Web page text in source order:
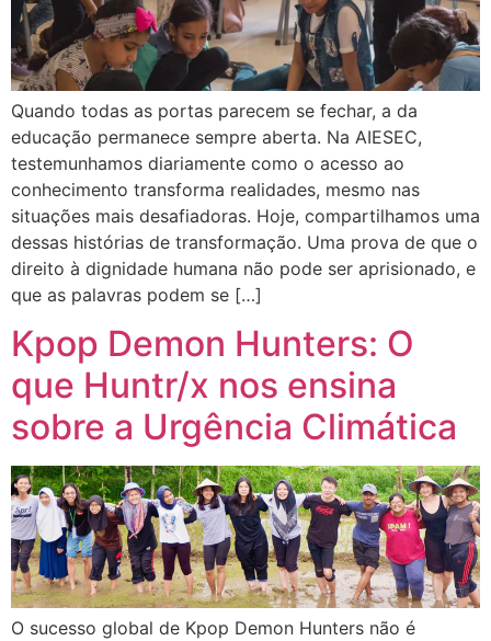
Quando todas as portas parecem se fechar, a da
educação permanece sempre aberta. Na AIESEC,
testemunhamos diariamente como o acesso ao
conhecimento transforma realidades, mesmo nas
situações mais desafiadoras. Hoje, compartilhamos uma
dessas histórias de transformação. Uma prova de que o
direito à dignidade humana não pode ser aprisionado, e
que as palavras podem se […]
Kpop Demon Hunters: O
que Huntr/x nos ensina
sobre a Urgência Climática
O sucesso global de Kpop Demon Hunters não é